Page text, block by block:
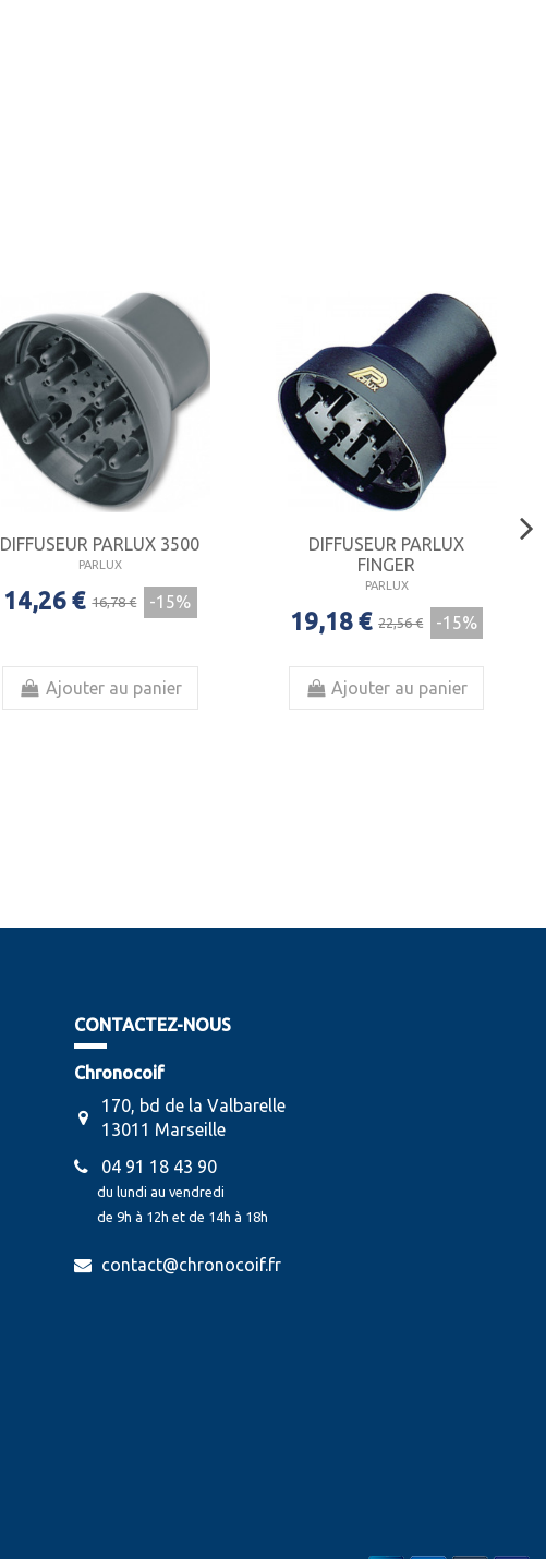
DIFFUSEUR PARLUX 3500
PARLUX
14,26 € 16,78 € -15%
Ajouter au panier
DIFFUSEUR PARLUX
FINGER
PARLUX
19,18 € 22,56 € -15%
Ajouter au panier
CONTACTEZ-NOUS
Chronocoif
170, bd de la Valbarelle
13011 Marseille
04 91 18 43 90
du lundi au vendredi
de 9h à 12h et de 14h à 18h
contact@chronocoif.fr